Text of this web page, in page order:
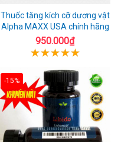
Thuốc tăng kích cỡ dương vật
Alpha MAXX USA chính hãng
950.000₫
-15%